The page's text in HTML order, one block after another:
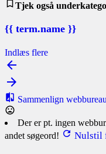
Tjek også
{{ term.name }}
Indlæs flere
Sammenlign
Der er pt. ingen
andet søgeord!
Nulstil